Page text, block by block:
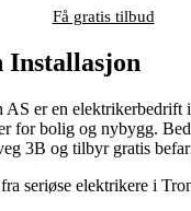
Få gratis tilbud
Installasjon
AS er en elektrikerbedrift
for bolig og nybygg.
3B og tilbyr gratis
seriøse elektrikere i